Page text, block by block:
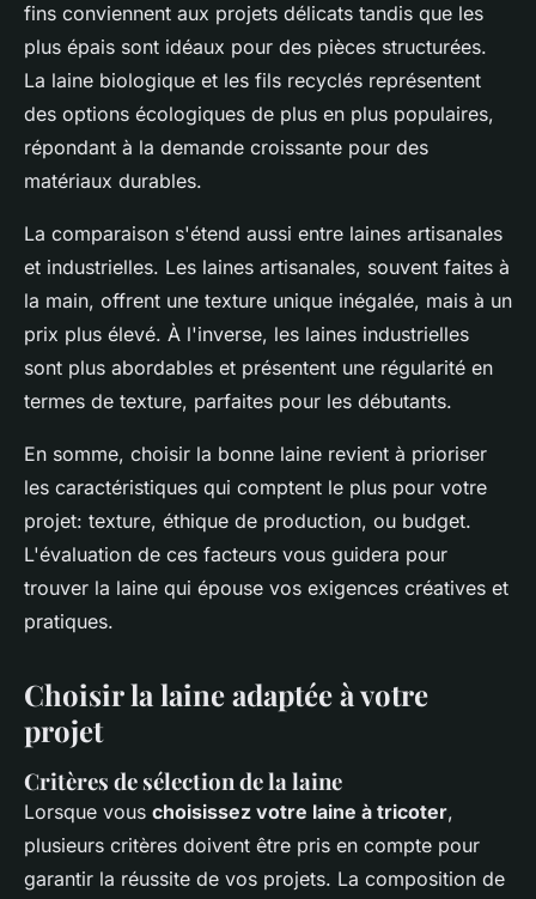
fins conviennent aux projets délicats tandis que les
plus épais sont idéaux pour des pièces structurées.
La laine biologique et les fils recyclés représentent
des options écologiques de plus en plus populaires,
répondant à la demande croissante pour des
matériaux durables.
La comparaison s'étend aussi entre laines artisanales
et industrielles. Les laines artisanales, souvent faites à
la main, offrent une texture unique inégalée, mais à un
prix plus élevé. À l'inverse, les laines industrielles
sont plus abordables et présentent une régularité en
termes de texture, parfaites pour les débutants.
En somme, choisir la bonne laine revient à prioriser
les caractéristiques qui comptent le plus pour votre
projet: texture, éthique de production, ou budget.
L'évaluation de ces facteurs vous guidera pour
trouver la laine qui épouse vos exigences créatives et
pratiques.
Choisir la laine adaptée à votre
projet
Critères de sélection de la laine
Lorsque vous choisissez votre laine à tricoter,
plusieurs critères doivent être pris en compte pour
garantir la réussite de vos projets. La composition de